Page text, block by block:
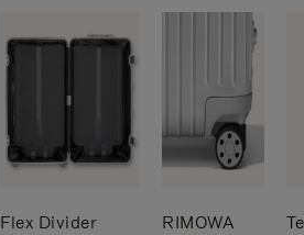
Flex Divider
RIMOWA